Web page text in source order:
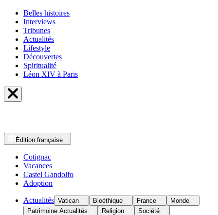
Belles histoires
Interviews
Tribunes
Actualités
Lifestyle
Découvertes
Spiritualité
Léon XIV à Paris
Édition française
Cotignac
Vacances
Castel Gandolfo
Adoption
Actualités Vatican Bioéthique France
Monde
Patrimoine Actualités
Religion Société